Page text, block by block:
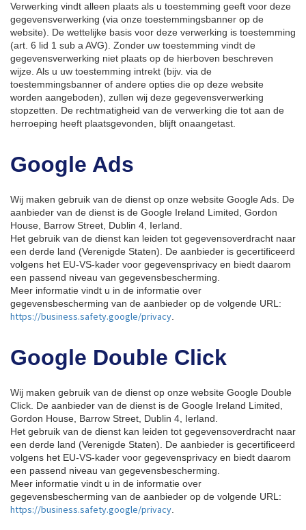
Verwerking vindt alleen plaats als u toestemming geeft voor deze
gegevensverwerking (via onze toestemmingsbanner op de
website). De wettelijke basis voor deze verwerking is toestemming
(art. 6 lid 1 sub a AVG). Zonder uw toestemming vindt de
gegevensverwerking niet plaats op de hierboven beschreven
wijze. Als u uw toestemming intrekt (bijv. via de
toestemmingsbanner of andere opties die op deze website
worden aangeboden), zullen wij deze gegevensverwerking
stopzetten. De rechtmatigheid van de verwerking die tot aan de
herroeping heeft plaatsgevonden, blijft onaangetast.
Google Ads
Wij maken gebruik van de dienst op onze website Google Ads. De
aanbieder van de dienst is de Google Ireland Limited, Gordon
House, Barrow Street, Dublin 4, Ierland.
Het gebruik van de dienst kan leiden tot gegevensoverdracht naar
een derde land (Verenigde Staten). De aanbieder is gecertificeerd
volgens het EU-VS-kader voor gegevensprivacy en biedt daarom
een passend niveau van gegevensbescherming.
Meer informatie vindt u in de informatie over
gegevensbescherming van de aanbieder op de volgende URL:
https://business.safety.google/privacy.
Google Double Click
Wij maken gebruik van de dienst op onze website Google Double
Click. De aanbieder van de dienst is de Google Ireland Limited,
Gordon House, Barrow Street, Dublin 4, Ierland.
Het gebruik van de dienst kan leiden tot gegevensoverdracht naar
een derde land (Verenigde Staten). De aanbieder is gecertificeerd
volgens het EU-VS-kader voor gegevensprivacy en biedt daarom
een passend niveau van gegevensbescherming.
Meer informatie vindt u in de informatie over
gegevensbescherming van de aanbieder op de volgende URL:
https://business.safety.google/privacy.